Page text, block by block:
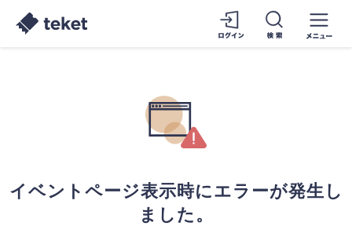
イベントページ表示時にエラーが発生し
ました。